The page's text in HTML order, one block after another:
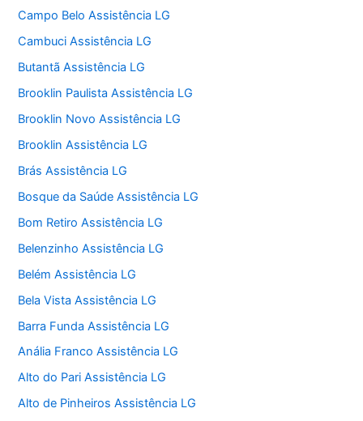
Campo Belo Assistência LG
Cambuci Assistência LG
Butantã Assistência LG
Brooklin Paulista Assistência LG
Brooklin Novo Assistência LG
Brooklin Assistência LG
Brás Assistência LG
Bosque da Saúde Assistência LG
Bom Retiro Assistência LG
Belenzinho Assistência LG
Belém Assistência LG
Bela Vista Assistência LG
Barra Funda Assistência LG
Anália Franco Assistência LG
Alto do Pari Assistência LG
Alto de Pinheiros Assistência LG